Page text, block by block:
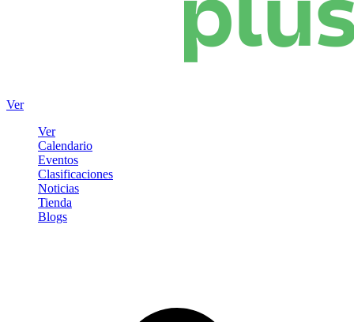
Ver
Ver
Calendario
Eventos
Clasificaciones
Noticias
Tienda
Blogs